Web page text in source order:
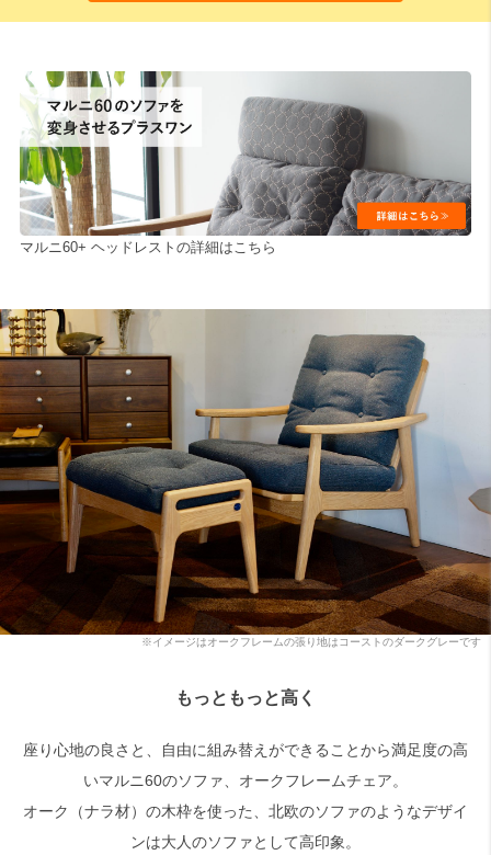
マルニ60+ ヘッドレストの詳細はこちら
※イメージはオークフレームの張り地はコーストのダークグレーです
もっともっと高く
座り心地の良さと、自由に組み替えができることから満足度の高
いマルニ60のソファ、オークフレームチェア。
オーク（ナラ材）の木枠を使った、北欧のソファのようなデザイ
ンは大人のソファとして高印象。